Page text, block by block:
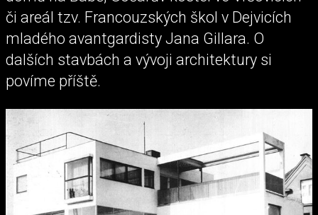
či areál tzv. Francouzských škol v Dejvicích
mladého avantgardisty Jana Gillara. O
dalších stavbách a vývoji architektury si
povíme příště.